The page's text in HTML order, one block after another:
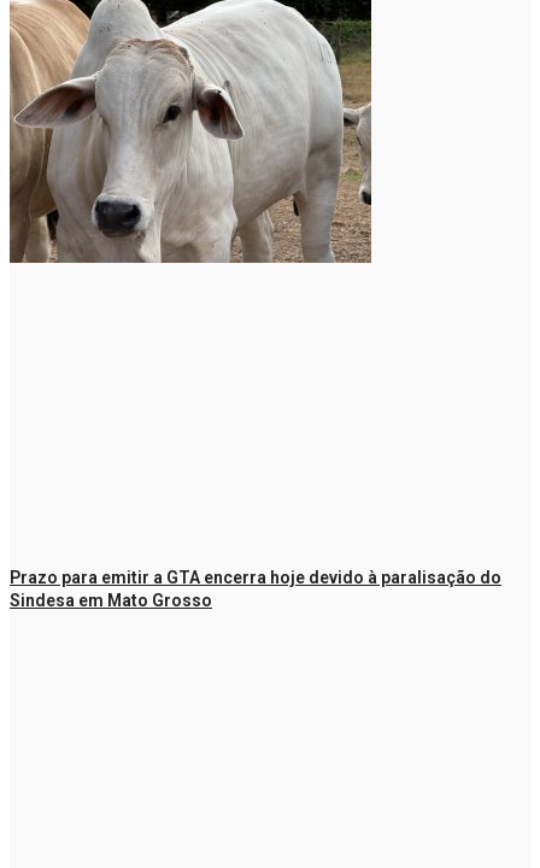
Prazo para emitir a GTA encerra hoje devido à paralisação do
Sindesa em Mato Grosso